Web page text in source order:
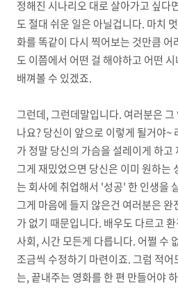
정해진 시나리오 대로 살아가고 싶다
도 절대 쉬운 일은 아닐겁니다. 마치
화를 똑같이 다시 찍어보는 것만큼 어
도 이쯤에서 어떤 걸 해야하고 어떤
배껴볼 수 있겠죠.
그런데, 그런데말입니다. 여러분은
나요? 당신이 앞으로 이렇게 될거야~
가 정말 당신의 가슴을 설레이게 하
그게 재밌었으면 당신은 이미 원하는
는 회사에 취업해서 '성공' 한 인생을
그게 마음에 들지 않은건 여러분은
가 없기 때문입니다. 배우도 다르고
사회, 시간 모든게 다릅니다. 어쩔 수
조금씩 수정하기 마련이죠. 그럼 적어
는, 끝내주는 영화를 한 편 만들어야